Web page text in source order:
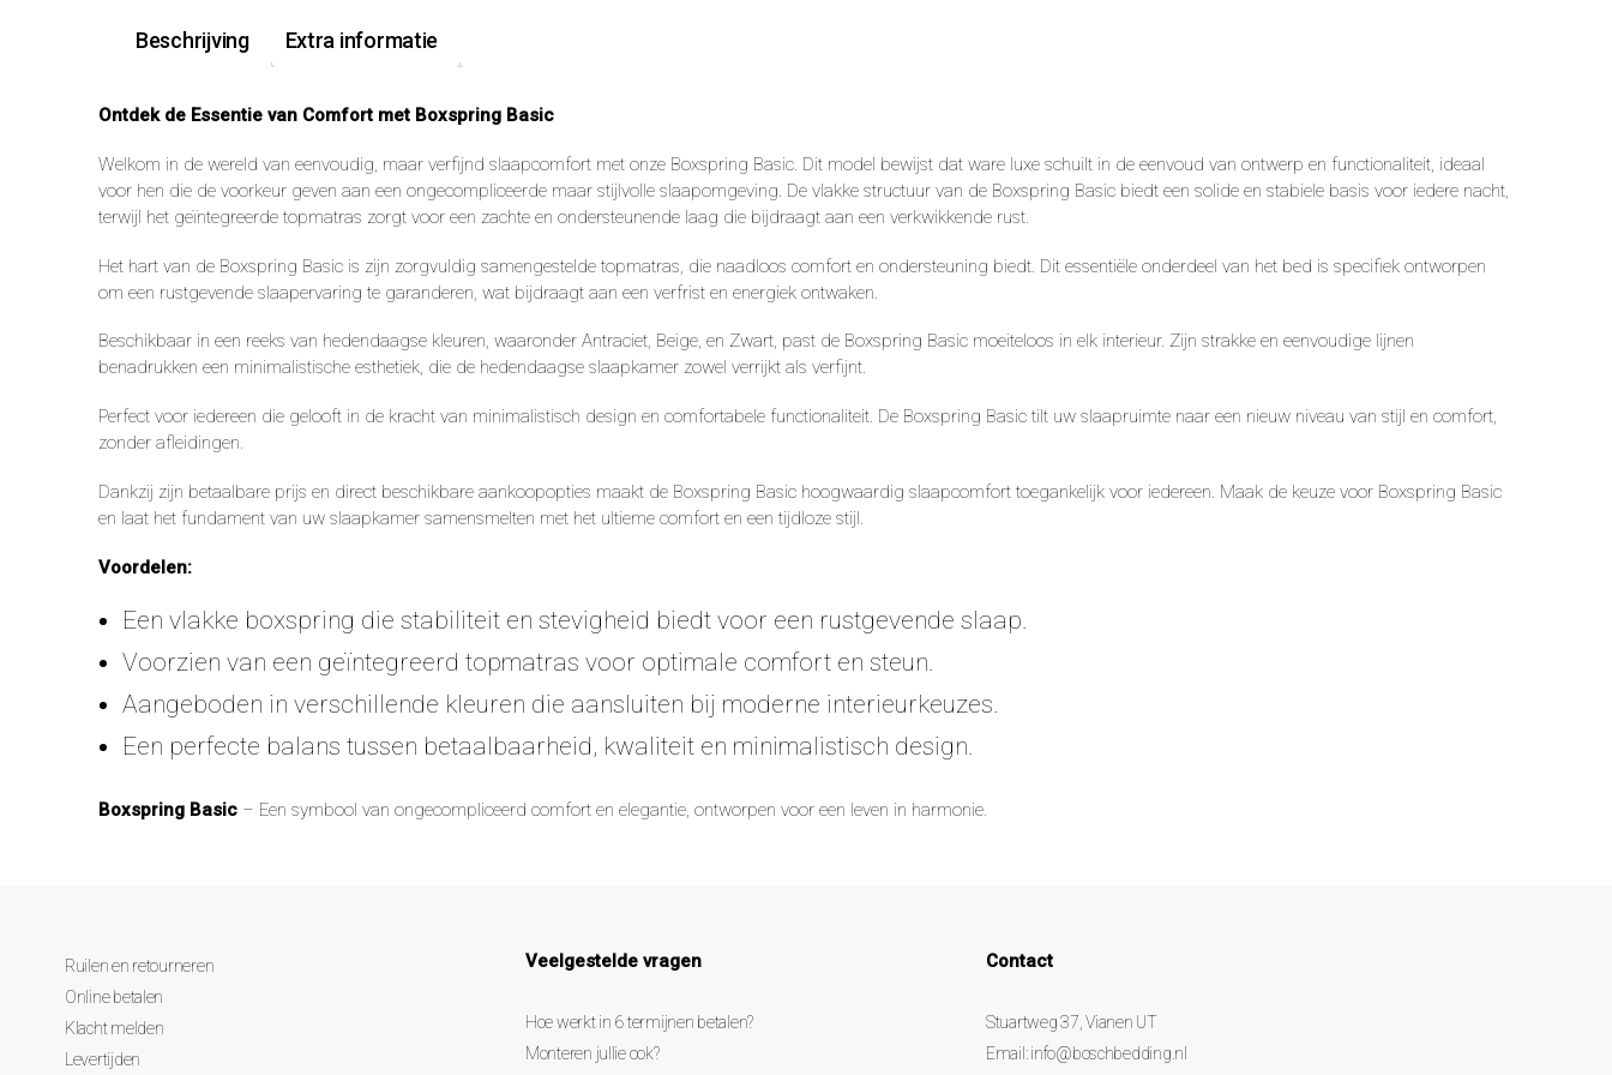
Beschrijving Extra informatie
Ontdek de Essentie van Comfort met Boxspring Basic
Welkom in de wereld van eenvoudig, maar verfijnd slaapcomfort met onze Boxspring Basic. Dit model bewijst dat ware luxe schuilt in de eenvoud van ontwerp en functionaliteit, ideaal
voor hen die de voorkeur geven aan een ongecompliceerde maar stijlvolle slaapomgeving. De vlakke structuur van de Boxspring Basic biedt een solide en stabiele basis voor iedere nacht,
terwijl het geïntegreerde topmatras zorgt voor een zachte en ondersteunende laag die bijdraagt aan een verkwikkende rust.
Het hart van de Boxspring Basic is zijn zorgvuldig samengestelde topmatras, die naadloos comfort en ondersteuning biedt. Dit essentiële onderdeel van het bed is specifiek ontworpen
om een rustgevende slaapervaring te garanderen, wat bijdraagt aan een verfrist en energiek ontwaken.
Beschikbaar in een reeks van hedendaagse kleuren, waaronder Antraciet, Beige, en Zwart, past de Boxspring Basic moeiteloos in elk interieur. Zijn strakke en eenvoudige lijnen
benadrukken een minimalistische esthetiek, die de hedendaagse slaapkamer zowel verrijkt als verfijnt.
Perfect voor iedereen die gelooft in de kracht van minimalistisch design en comfortabele functionaliteit. De Boxspring Basic tilt uw slaapruimte naar een nieuw niveau van stijl en comfort,
zonder afleidingen.
Dankzij zijn betaalbare prijs en direct beschikbare aankoopopties maakt de Boxspring Basic hoogwaardig slaapcomfort toegankelijk voor iedereen. Maak de keuze voor Boxspring Basic
en laat het fundament van uw slaapkamer samensmelten met het ultieme comfort en een tijdloze stijl.
Voordelen:
Een vlakke boxspring die stabiliteit en stevigheid biedt voor een rustgevende slaap.
Voorzien van een geïntegreerd topmatras voor optimale comfort en steun.
Aangeboden in verschillende kleuren die aansluiten bij moderne interieurkeuzes.
Een perfecte balans tussen betaalbaarheid, kwaliteit en minimalistisch design.
Boxspring Basic – Een symbool van ongecompliceerd comfort en elegantie, ontworpen voor een leven in harmonie.
Ruilen en retourneren
Online betalen
Klacht melden
Levertijden
Veelgestelde vragen
Hoe werkt in 6 termijnen betalen?
Monteren jullie ook?
Contact
Stuartweg 37, Vianen UT
Email:info@boschbedding.nl